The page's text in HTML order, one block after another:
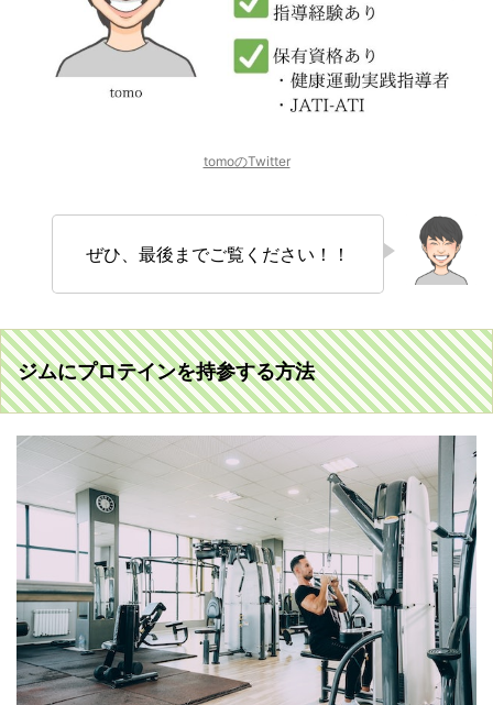
tomoのTwitter
ぜひ、最後までご覧ください！！
ジムにプロテインを持参する方法